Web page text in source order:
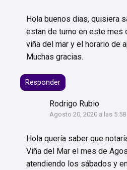
Hola buenos dias, quisiera
estan de turno en este mes
viña del mar y el horario de
Muchas gracias.
Responder
Rodrigo Rubio
Agosto 20, 2020 a las
Hola quería saber que
Viña del Mar el mes de
atendiendo los sábados y